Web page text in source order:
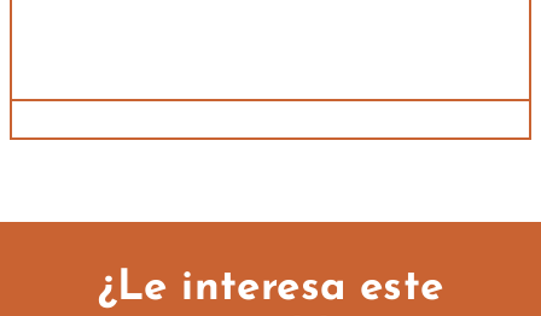
¿Le interesa este